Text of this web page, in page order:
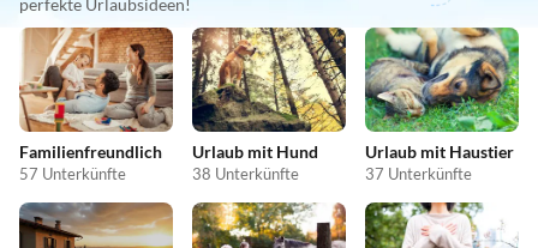
Familienfreundlich
57 Unterkünfte
Urlaub mit Hund
38 Unterkünfte
Urlaub mit Haustier
37 Unterkünfte